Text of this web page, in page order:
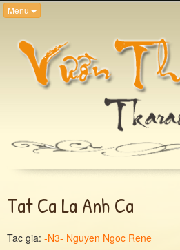
Menu
Tat Ca La Anh Ca
Tac gia: -N3- Nguyen Ngoc Rene